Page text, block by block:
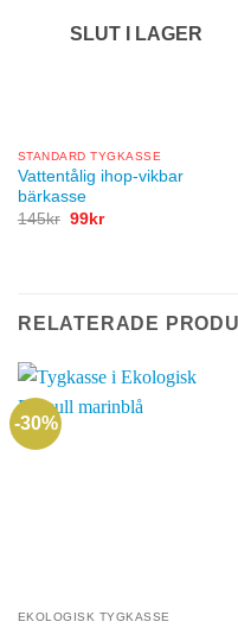
SLUT I LAGER
STANDARD TYGKASSE
Vattentålig ihop-vikbar
bärkasse
145kr Det
99krDet
RELATERADE
-30%
EKOLOGISK TYGKASSE